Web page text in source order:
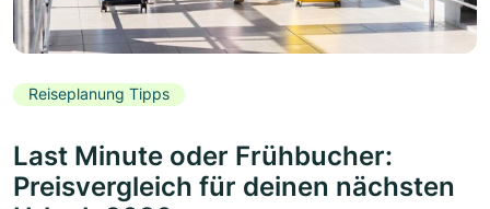
Reiseplanung Tipps
Last Minute oder Frühbucher:
Preisvergleich für deinen nächsten